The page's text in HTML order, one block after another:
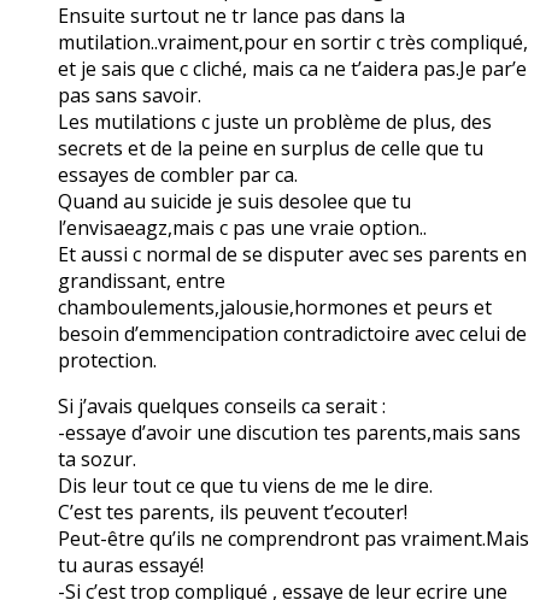
Ensuite surtout ne tr lance pas dans la
mutilation..vraiment,pour en sortir c très compliqué,
et je sais que c cliché, mais ca ne t’aidera pas.Je par’e
pas sans savoir.
Les mutilations c juste un problème de plus, des
secrets et de la peine en surplus de celle que tu
essayes de combler par ca.
Quand au suicide je suis desolee que tu
l’envisaeagz,mais c pas une vraie option..
Et aussi c normal de se disputer avec ses parents en
grandissant, entre
chamboulements,jalousie,hormones et peurs et
besoin d’emmencipation contradictoire avec celui de
protection.
Si j’avais quelques conseils ca serait :
-essaye d’avoir une discution tes parents,mais sans
ta sozur.
Dis leur tout ce que tu viens de me le dire.
C’est tes parents, ils peuvent t’ecouter!
Peut-être qu’ils ne comprendront pas vraiment.Mais
tu auras essayé!
-Si c’est trop compliqué , essaye de leur ecrire une